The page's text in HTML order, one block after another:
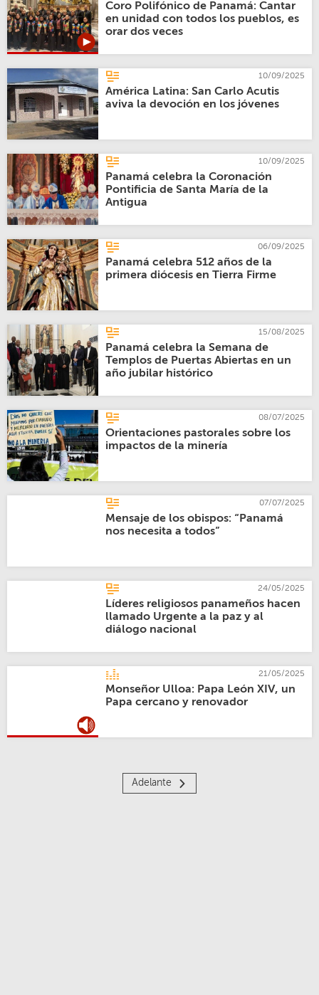
Coro Polifónico de Panamá: Cantar
en unidad con todos los pueblos, es
orar dos veces
10/09/2025
América Latina: San Carlo Acutis
aviva la devoción en los jóvenes
10/09/2025
Panamá celebra la Coronación
Pontificia de Santa María de la
Antigua
06/09/2025
Panamá celebra 512 años de la
primera diócesis en Tierra Firme
15/08/2025
Panamá celebra la Semana de
Templos de Puertas Abiertas en un
año jubilar histórico
08/07/2025
Orientaciones pastorales sobre los
impactos de la minería
07/07/2025
Mensaje de los obispos: “Panamá
nos necesita a todos”
24/05/2025
Líderes religiosos panameños hacen
llamado Urgente a la paz y al
diálogo nacional
21/05/2025
Monseñor Ulloa: Papa León XIV, un
Papa cercano y renovador
Adelante